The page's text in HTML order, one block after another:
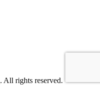
. All rights reserved.